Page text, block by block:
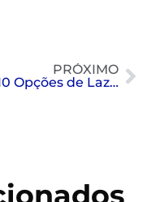
PRÓXIMO
Top 10 Opções de Lazer no Bairro do Morumbi